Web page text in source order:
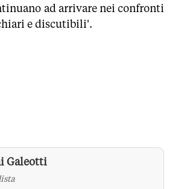
ad arrivare nei confronti
e discutibili'.
Galeotti